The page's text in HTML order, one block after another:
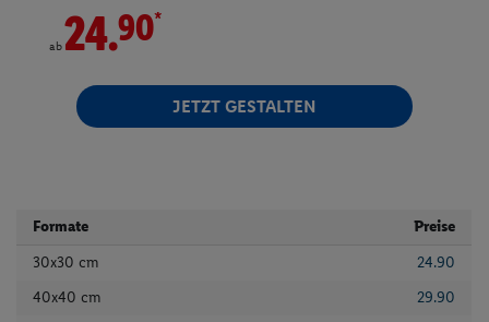
Lidl Inspiration
ab24.90*
JETZT GESTALTEN
Formate
Preise
30x30 cm
24.90
40x40 cm
29.90